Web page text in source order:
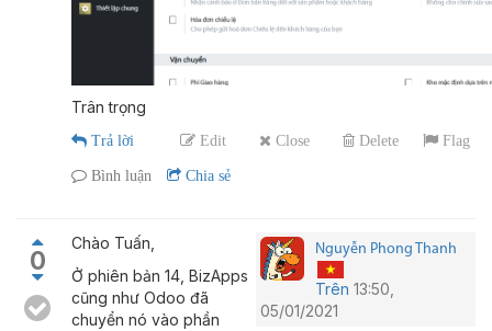
Trân trọng
Edit Close Delete Flag
Trả lời
Bình luận Chia sẻ
0 Nguyễn Phong Thanh
Trên 13:50,
05/01/2021
Chào Tuấn,
Ở phiên bản 14, BizApps
cũng như Odoo đã
chuyển nó vào phần